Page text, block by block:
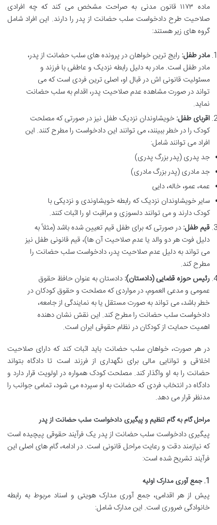
ماده ۱۱۷۳ قانون مدنی به صراحت مشخص می کند که چه افرادی
صلاحیت طرح دادخواست سلب حضانت از پدر را دارند. این افراد شامل
گروه های زیر هستند:
مادر طفل: رایج ترین خواهان در پرونده های سلب حضانت از پدر،
مادر طفل است. مادر به دلیل رابطه نزدیک و عاطفی با فرزند و
مسئولیت قانونی اش در قبال او، اصلی ترین فردی است که می
تواند در صورت مشاهده عدم صلاحیت پدر، اقدام به سلب حضانت
نماید.
اقربای طفل: خویشاوندان نزدیک طفل نیز در صورتی که مصلحت
کودک را در خطر ببینند، می توانند این دادخواست را مطرح کنند. این
افراد می توانند شامل:
جد پدری (پدر بزرگ پدری)
جد مادری (پدر بزرگ مادری)
عمه، عمو، خاله، دایی
سایر خویشاوندان نزدیک که رابطه خویشاوندی و نزدیکی با
کودک دارند و می توانند دلسوزی و مراقبت او را اثبات کنند.
قیم طفل: در صورتی که برای طفل قیم تعیین شده باشد (مثلاً به
دلیل فوت هر دو والد یا عدم صلاحیت آن ها)، قیم قانونی طفل نیز
می تواند به دلیل عدم صلاحیت پدر، دادخواست سلب حضانت را
مطرح کند.
رئیس حوزه قضایی (دادستان): دادستان به عنوان حافظ حقوق
عمومی و مدعی العموم، در مواردی که مصلحت و حقوق کودکان در
خطر باشد، می تواند به صورت مستقل یا به نمایندگی از جامعه،
دادخواست سلب حضانت را مطرح کند. این نقش نشان دهنده
اهمیت حمایت از کودکان در نظام حقوقی ایران است.
در هر صورت، خواهان سلب حضانت باید اثبات کند که دارای صلاحیت
اخلاقی و توانایی مالی برای نگهداری از فرزند است تا دادگاه بتواند
حضانت را به او واگذار کند. مصلحت کودک همواره در اولویت قرار دارد و
دادگاه در انتخاب فردی که حضانت به او سپرده می شود، تمامی جوانب را
مدنظر قرار می دهد.
مراحل گام به گام تنظیم و پیگیری دادخواست سلب حضانت از پدر
پیگیری دادخواست سلب حضانت از پدر یک فرآیند حقوقی پیچیده است
که نیازمند دقت و رعایت مراحل قانونی است. در ادامه، گام های اصلی این
فرآیند تشریح شده است:
1. جمع آوری مدارک اولیه
پیش از هر اقدامی، جمع آوری مدارک هویتی و اسناد مربوط به رابطه
خانوادگی ضروری است. این مدارک شامل: